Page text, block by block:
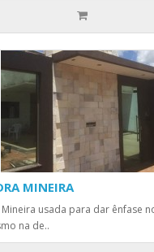
MINEIRA
Mineira usada para dar ênfase
na de..